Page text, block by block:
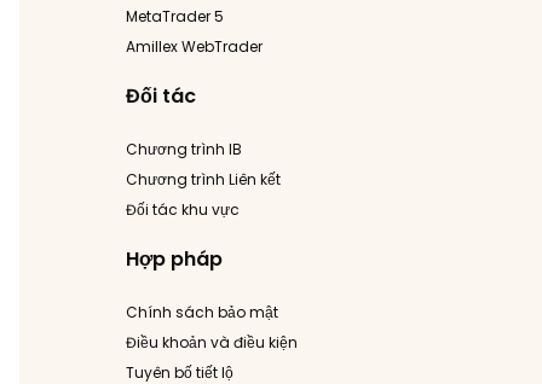
MetaTrader 5
Amillex WebTrader
Đối tác
Chương trình IB
Chương trình Liên kết
Đối tác khu vực
Hợp pháp
Chính sách bảo mật
Điều khoản và điều kiện
Tuyên bố tiết lộ